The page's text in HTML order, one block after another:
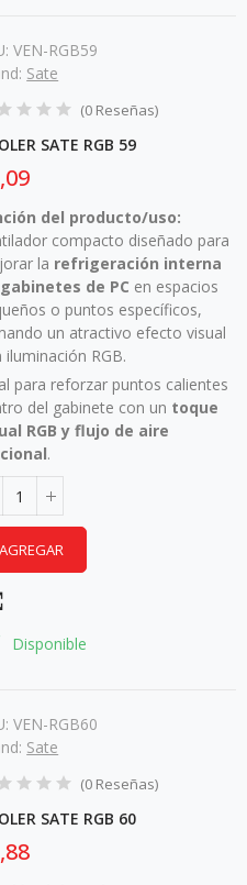
VEN-RGB59
Sate
(0 Reseñas)
SATE RGB 59
del producto/uso:
compacto diseñado para
la refrigeración interna
de PC en espacios
o puntos específicos,
un atractivo efecto visual
iluminación RGB.
para reforzar puntos calientes
del gabinete con un toque
RGB y flujo de aire
.
AGREGAR
Disponible
VEN-RGB60
Sate
(0 Reseñas)
SATE RGB 60